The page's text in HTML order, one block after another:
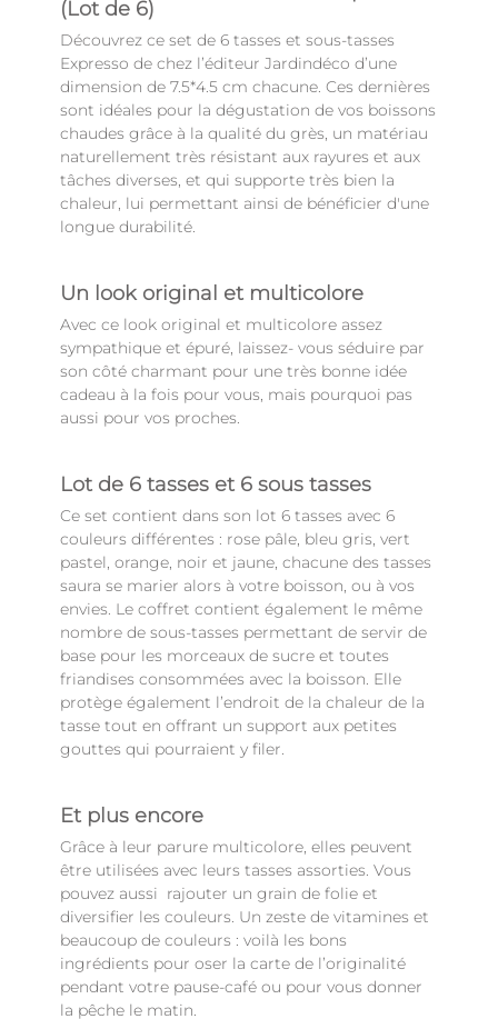
(Lot de 6)
Découvrez ce set de 6 tasses et sous-tasses
Expresso de chez l’éditeur Jardindéco d’une
dimension de 7.5*4.5 cm chacune. Ces dernières
sont idéales pour la dégustation de vos boissons
chaudes grâce à la qualité du grès, un matériau
naturellement très résistant aux rayures et aux
tâches diverses, et qui supporte très bien la
chaleur, lui permettant ainsi de bénéficier d'une
longue durabilité.
Un look original et multicolore
Avec ce look original et multicolore assez
sympathique et épuré, laissez- vous séduire par
son côté charmant pour une très bonne idée
cadeau à la fois pour vous, mais pourquoi pas
aussi pour vos proches.
Lot de 6 tasses et 6 sous tasses
Ce set contient dans son lot 6 tasses avec 6
couleurs différentes : rose pâle, bleu gris, vert
pastel, orange, noir et jaune, chacune des tasses
saura se marier alors à votre boisson, ou à vos
envies. Le coffret contient également le même
nombre de sous-tasses permettant de servir de
base pour les morceaux de sucre et toutes
friandises consommées avec la boisson. Elle
protège également l’endroit de la chaleur de la
tasse tout en offrant un support aux petites
gouttes qui pourraient y filer.
Et plus encore
Grâce à leur parure multicolore, elles peuvent
être utilisées avec leurs tasses assorties. Vous
pouvez aussi rajouter un grain de folie et
diversifier les couleurs. Un zeste de vitamines et
beaucoup de couleurs : voilà les bons
ingrédients pour oser la carte de l’originalité
pendant votre pause-café ou pour vous donner
la pêche le matin.